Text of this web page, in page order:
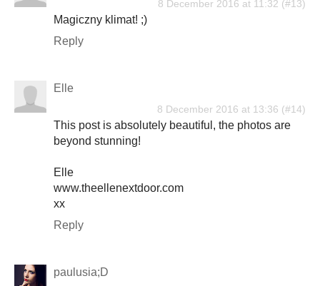
8 December 2016 at 11:32
Magiczny klimat! ;)
Reply
Elle
8 December 2016 at 13:36
This post is absolutely beautiful, the photos are
beyond stunning!
Elle
www.theellenextdoor.com
xx
Reply
paulusia;D